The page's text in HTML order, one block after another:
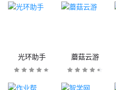
光环助手 蘑菇云游